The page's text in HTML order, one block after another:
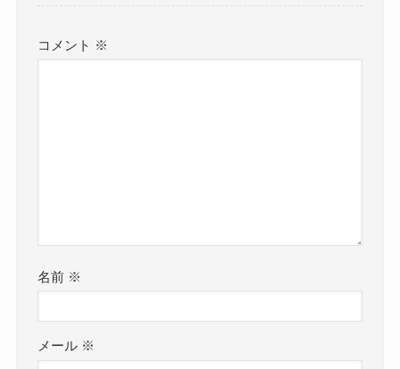
コメント ※
名前 ※
メール ※